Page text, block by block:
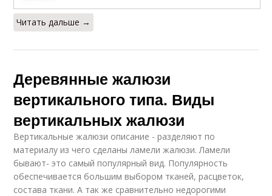
Читать дальше →
Деревянные жалюзи
вертикального типа. Виды
вертикальных жалюзи
Вертикальные жалюзи описание - разделяют по
материалу из чего сделаны ламели жалюзи. Ламели
бывают- это самый популярный вид. Популярность
обеспечивается большим выбором тканей, расцветок,
состава ткани. А так же сравнительно недорогими